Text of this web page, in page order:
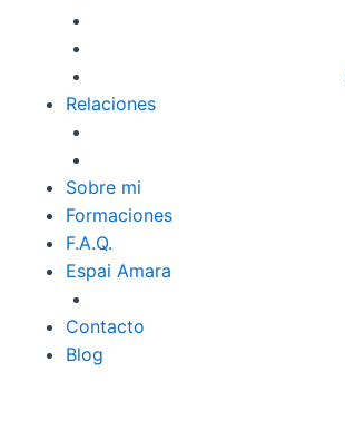
Relaciones
Sobre mi
Formaciones
F.A.Q.
Espai Amara
Contacto
Blog